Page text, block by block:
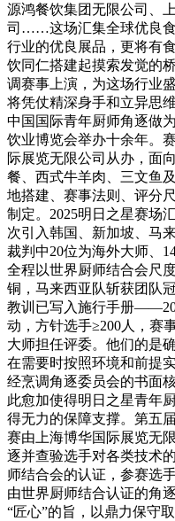
源鸿餐饮集团无限公司、
司……这场汇集全球优良
行业的优良展品，更将有
饮同仁搭建起摸索发觉的
调赛事上演，为这场行业
将凭仗精深身手和立异思
中国国际青年厨师角逐做
饮业博览会举办十余年。
际展览无限公司从办，面
餐、西式牛羊肉、三文鱼
地搭建、赛事法则、评分
制定。2025明日之星赛场
次引入韩国、新加坡、马
裁判中20位为海外大师、
全程以世界厨师结合会尺
铜，马来西亚队斩获团队
教训已写入施行手册
动，方针选手≥200人，赛
大师担任评委。他们的是
在需要时按照环境和前提
经烹调角逐委员会的书面
此愈加使得明日之星青年
得无力的保障支撑。第五
赛由上海博华国际展览无
逐并查验选手对各类技术
师结合会的认证，参赛选
由世界厨师结合认证的角
“匠心”的旨，以鼎力保守